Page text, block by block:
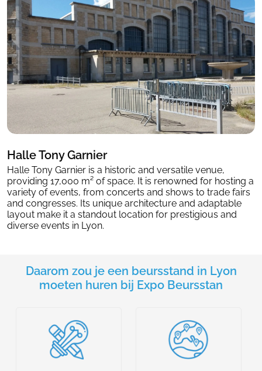
Halle Tony Garnier
Halle Tony Garnier is a historic and versatile venue,
providing 17,000 m² of space. It is renowned for hosting a
variety of events, from concerts and shows to trade fairs
and congresses. Its unique architecture and adaptable
layout make it a standout location for prestigious and
diverse events in Lyon.
Daarom zou je een beursstand in Lyon
moeten huren bij Expo Beursstan